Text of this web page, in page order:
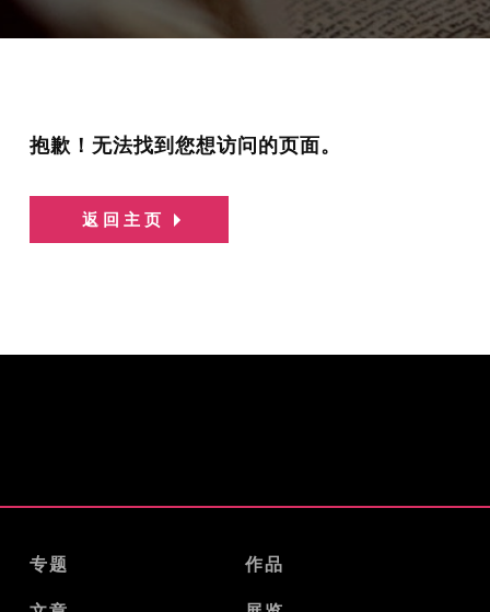
抱歉！无法找到您想访问的页面。
返回主页
专题 作品